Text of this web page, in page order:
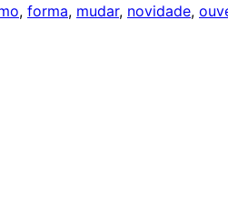
, forma, mudar, novidade,